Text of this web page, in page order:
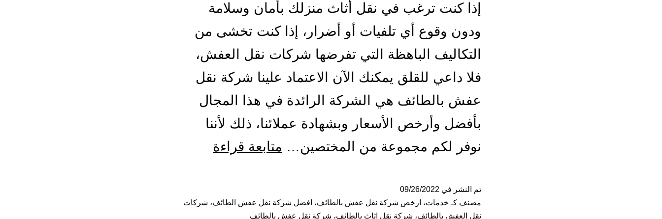
إذا كنت ترغب في نقل أثاث منزلك بأمان وسلامة
ودون وقوع أي تلفيات أو أضرار، إذا كنت تخشى من
التكاليف الباهظة التي تفرضها شركات نقل العفش،
فلا داعي للقلق يمكنك الآن الاعتماد علينا شركة نقل
عفش بالطائف هي الشركة الرائدة في هذا المجال
بأفضل وأرخص الأسعار وبشهادة عملائنا، ذلك لأننا
نوفر لكم مجموعة من المختصين… متابعة قراءة
تم النشر في 09/26/2022
مصنف كـ خدمات، ارخص شركة نقل عفش بالطائف، افضل شركة نقل عفش الطائف، شركات
نقل العفش بالطائف، شركة نقل اثاث بالطائف، شركة نقل عفش بالطائف